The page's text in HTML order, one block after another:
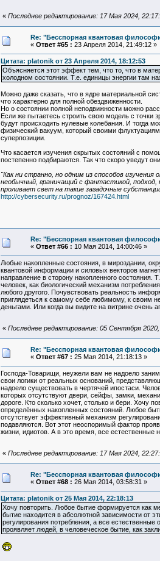
« Последнее редактирование: 17 Мая 2024,
Re: "Бесспорная квантовая
« Ответ #65 : 23 Апреля 2014, 21:49:12 »
Цитата: platonik от 23 Апреля 2014, 18:12:53
Объясняется этот эффект тем, что то, что в
холодном состоянии. Т.е. единицы энергии там
Можно даже сказать, что в ядре материальной
что характерно для полной обездвиженности.
Но о состоянии полной неподвижности можно
Если же пытаетесь строить свою модель с точки
будут происходить нулевые колебания. И тогда
физический вакуум, который своими
суперпозиции.
Что касается изучения скрытых состояний с
постепенно подбираются. Так что скоро уведут
"Как ни странно, но одним из способов
необычный, граничащий с фантастикой,
проливает свет на такие загадочные
http://cybersecurity.ru/prognoz/167424.html
Re: "Бесспорная квантовая
« Ответ #66 : 10 Мая 2014, 14:00:46 »
Любые накопленные состояния, в мироздании,
квантовой информации и силовых векторов
направление в сторону накопленного состояния.
человек, как биологический механизм
любого другого. Почувствовать реальность
приглядеться к самому себе любимому, к своим
деньгами. Или когда вы видите на витрине очень
« Последнее редактирование: 05 Сентября
Re: "Бесспорная квантовая
« Ответ #67 : 25 Мая 2014, 21:18:13 »
Господа-Товарищи, неужели вам не надоело
свои логики от реальных оснований,
надоело существовать в чертячей ипостаси.
которых отсутствуют двери, сейфы, замки,
дороге. Кто сколько хочет, столько и бери. Хочу
определённых накопленных состояний. Любое
отсутствует эффективный механизм
подавляются. Вот этот неоспоримый фактор
жизни, идиотов. А в это время, все
« Последнее редактирование: 17 Мая 2024,
Re: "Бесспорная квантовая
« Ответ #68 : 26 Мая 2014, 03:58:31 »
Цитата: platonik от 25 Мая 2014, 22:18:13
Хочу повторить. Любое бытие формируется как
бытие находится в абсолютной зависимости от
регулирования потребления, а все
проявляет людей, в человеческое бытие, как